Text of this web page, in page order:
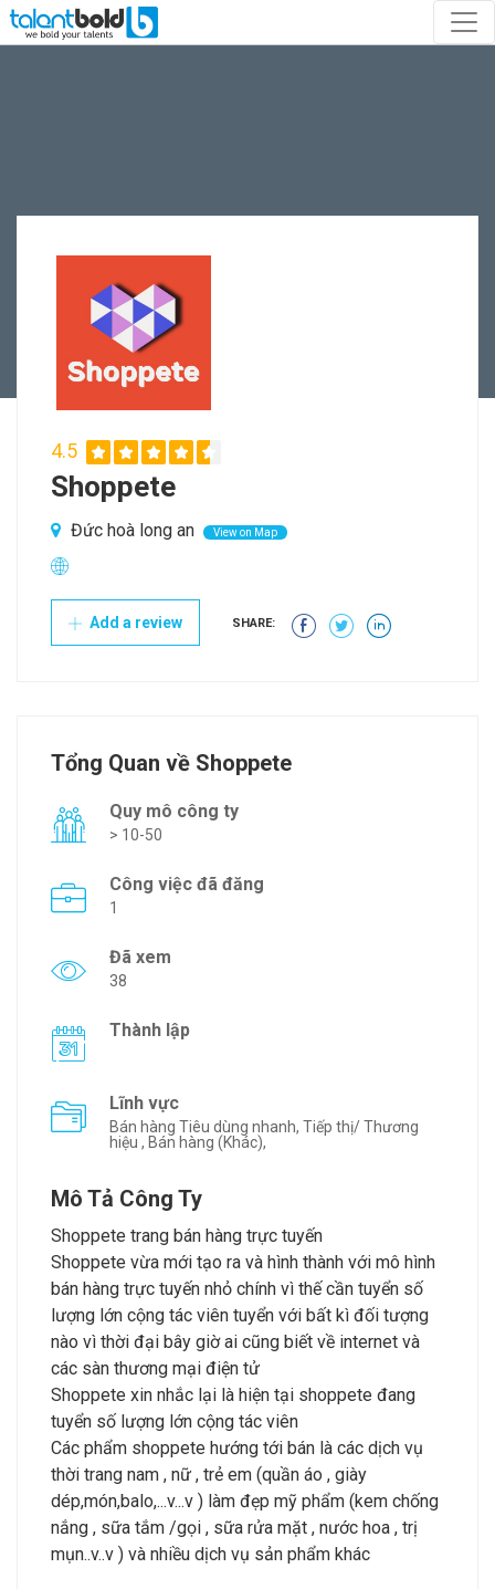
4.5
Shoppete
Đức hoà long an View on Map
Add a review SHARE:
Tổng Quan về Shoppete
Quy mô công ty
> 10-50
Công việc đã đăng
1
Đã xem
38
Thành lập
Lĩnh vực
Bán hàng Tiêu dùng nhanh, Tiếp thị/ Thương
hiệu , Bán hàng (Khác),
Mô Tả Công Ty
Shoppete trang bán hàng trực tuyến
Shoppete vừa mới tạo ra và hình thành với mô hình
bán hàng trực tuyến nhỏ chính vì thế cần tuyển số
lượng lớn cộng tác viên tuyển với bất kì đối tượng
nào vì thời đại bây giờ ai cũng biết về internet và
các sàn thương mại điện tử
Shoppete xin nhắc lại là hiện tại shoppete đang
tuyển số lượng lớn cộng tác viên
Các phẩm shoppete hướng tới bán là các dịch vụ
thời trang nam , nữ , trẻ em (quần áo , giày
dép,món,balo,...v...v ) làm đẹp mỹ phẩm (kem chống
nắng , sữa tắm /gọi , sữa rửa mặt , nước hoa , trị
mụn..v..v ) và nhiều dịch vụ sản phẩm khác